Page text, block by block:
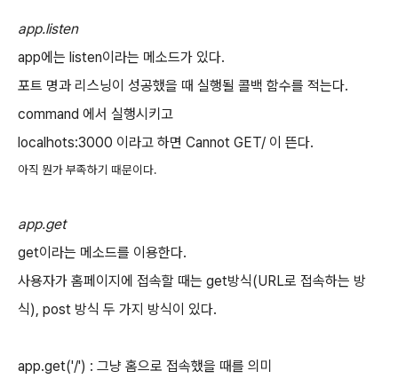
app.listen
app에는 listen이라는 메소드가 있다.
포트 명과 리스닝이 성공했을 때 실행될 콜백 함수를 적는다.
command 에서 실행시키고
localhots:3000 이라고 하면 Cannot GET/ 이 뜬다.
아직 뭔가 부족하기 때문이다.
app.get
get이라는 메소드를 이용한다.
사용자가 홈페이지에 접속할 때는 get방식(URL로 접속하는 방
식), post 방식 두 가지 방식이 있다.
app.get('/') : 그냥 홈으로 접속했을 때를 의미